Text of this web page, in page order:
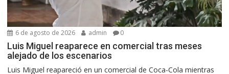
6 de agosto de 2026 admin 0
Luis Miguel reaparece en comercial tras meses
alejado de los escenarios
Luis Miguel reapareció en un comercial de Coca-Cola mientras